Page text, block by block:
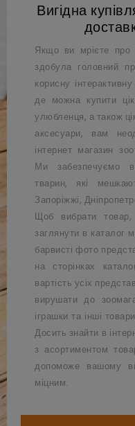
Вигідна
Якщо ви мрієте
здобула головний
корисну
де можна купити
улюбленця, а також
аксесуари, вам
інтернет магазин
Ми забезпечуємо
тварин, які
Запоріжжі,
Щоб вибрати
заглянути в каталог
барвисті фото
на сторінках
вартість усіх
вирушати до
іграшки та інші
Досить знайти в
з асортиментом
допоможе вашому
міцним.